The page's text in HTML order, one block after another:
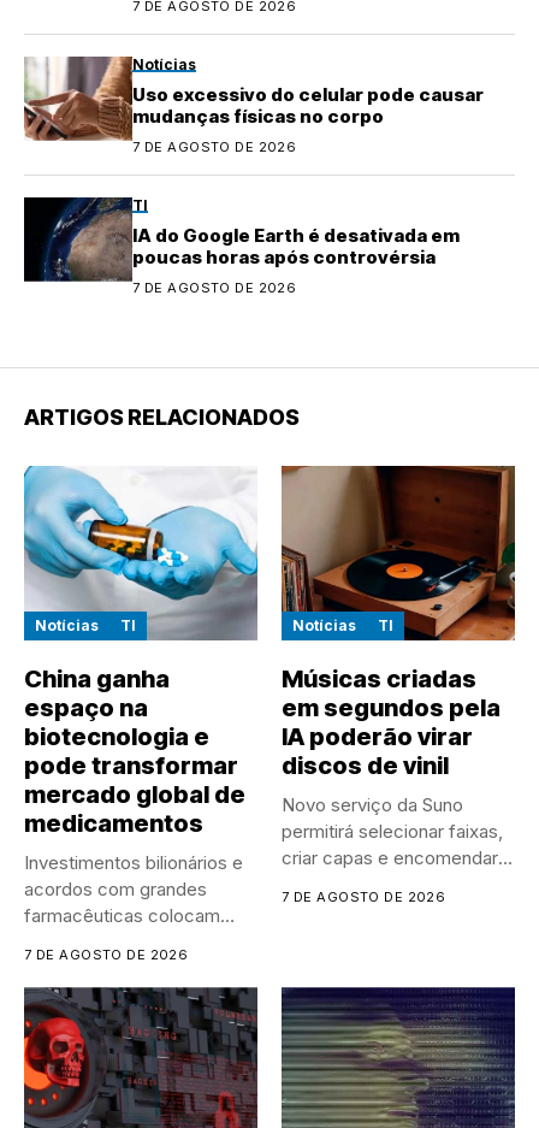
7 DE AGOSTO DE 2026
Notícias
Uso excessivo do celular pode causar
mudanças físicas no corpo
7 DE AGOSTO DE 2026
TI
IA do Google Earth é desativada em
poucas horas após controvérsia
7 DE AGOSTO DE 2026
ARTIGOS RELACIONADOS
Notícias TI
China ganha
espaço na
biotecnologia e
pode transformar
mercado global de
medicamentos
Investimentos bilionários e
acordos com grandes
farmacêuticas colocam
7 DE AGOSTO DE 2026
Notícias TI
Músicas criadas
em segundos pela
IA poderão virar
discos de vinil
Novo serviço da Suno
permitirá selecionar faixas,
criar capas e encomendar
7 DE AGOSTO DE 2026